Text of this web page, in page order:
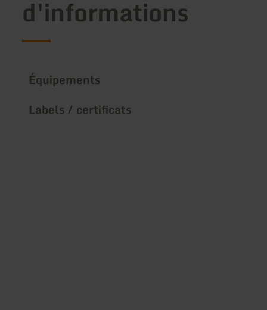
d'informations
Équipements
Labels / certificats